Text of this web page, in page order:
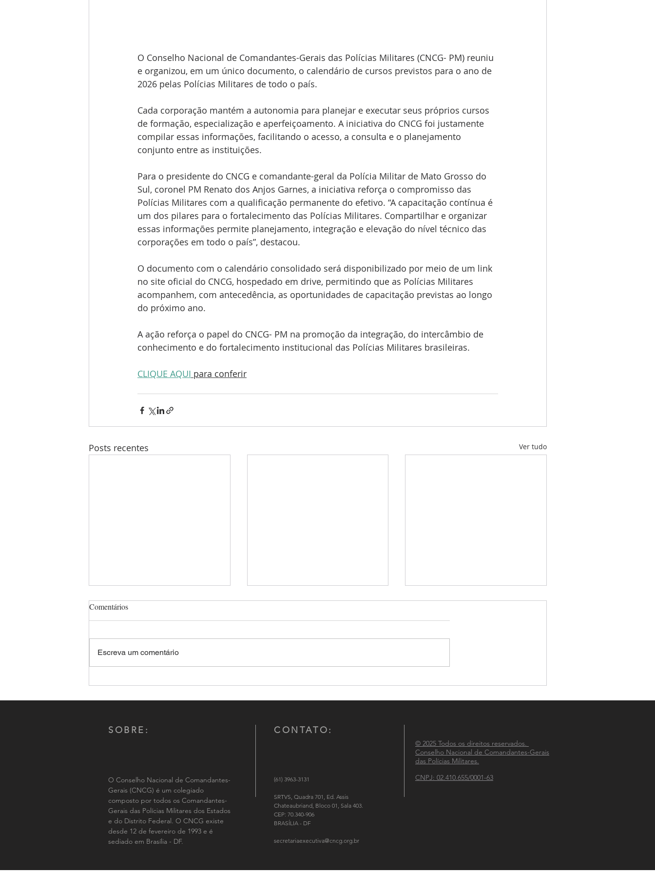
O Conselho Nacional de Comandantes-Gerais das Polícias Militares (CNCG- PM) reuniu
e organizou, em um único documento, o calendário de cursos previstos para o ano de
2026 pelas Polícias Militares de todo o país.
Cada corporação mantém a autonomia para planejar e executar seus próprios cursos
de formação, especialização e aperfeiçoamento. A iniciativa do CNCG foi justamente
compilar essas informações, facilitando o acesso, a consulta e o planejamento
conjunto entre as instituições.
Para o presidente do CNCG e comandante-geral da Polícia Militar de Mato Grosso do
Sul, coronel PM Renato dos Anjos Garnes, a iniciativa reforça o compromisso das
Polícias Militares com a qualificação permanente do efetivo. “A capacitação contínua é
um dos pilares para o fortalecimento das Polícias Militares. Compartilhar e organizar
essas informações permite planejamento, integração e elevação do nível técnico das
corporações em todo o país”, destacou.
O documento com o calendário consolidado será disponibilizado por meio de um link
no site oficial do CNCG, hospedado em drive, permitindo que as Polícias Militares
acompanhem, com antecedência, as oportunidades de capacitação previstas ao longo
do próximo ano.
A ação reforça o papel do CNCG- PM na promoção da integração, do intercâmbio de
conhecimento e do fortalecimento institucional das Polícias Militares brasileiras.
CLIQUE AQUI para conferir
Posts recentes Ver tudo
Ministério da Justiça e
Comentários
Escreva um comentário
SOBRE:
O Conselho Nacional de Comandantes-
Gerais (CNCG) é um colegiado
composto por todos os Comandantes-
Gerais das Polícias Militares dos Estados
e do Distrito Federal. O CNCG existe
desde 12 de fevereiro de 1993 e é
sediado em Brasília - DF.
CONTATO:
(61) 3963-3131
SRTVS, Quadra 701, Ed. Assis
Chateaubriand, Bloco 01, Sala 403.
CEP: 70.340-906
BRASÍLIA - DF
secretariaexecutiva@cncg.org.br
© 2025 Todos os direitos reservados.
Conselho Nacional de Comandantes-Gerais
das Polícias Militares.
CNPJ: 02.410.655/0001-63